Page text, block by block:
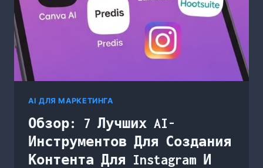
БЕЗ
ВАШЕГО
УЧАСТИЯ
AI ДЛЯ МАРКЕТИНГА
Обзор: 7 Лучших AI-
Инструментов Для Создания
Контента Для Instagram И